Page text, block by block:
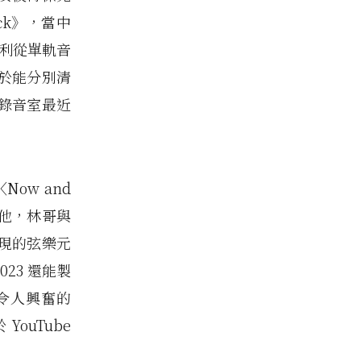
》，當中
從單軌音
能分別清
音室最近
Now and
，林哥與
的弦樂元
還能製
人興奮的
YouTube